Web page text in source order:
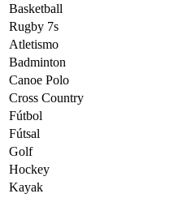
Basketball
Rugby 7s
Atletismo
Badminton
Canoe Polo
Cross Country
Fútbol
Fútsal
Golf
Hockey
Kayak